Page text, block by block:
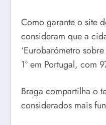
Como garante o site
consideram que a
‘Eurobarómetro
1º em Portugal, com
Braga compartilha o
considerados mais